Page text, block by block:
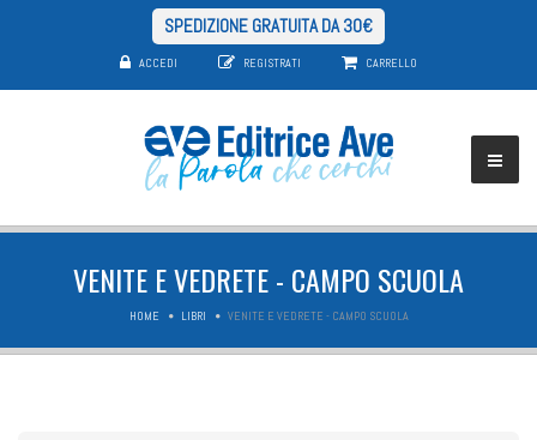
SPEDIZIONE GRATUITA DA 30€
ACCEDI REGISTRATI CARRELLO
VENITE E VEDRETE - CAMPO SCUOLA
HOME LIBRI VENITE E VEDRETE - CAMPO SCUOLA